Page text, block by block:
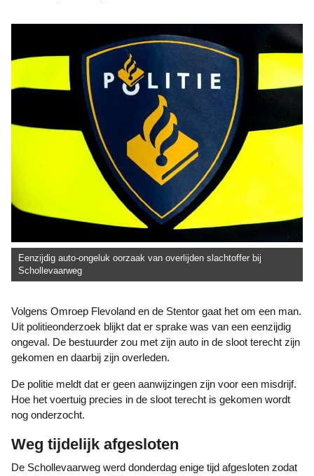
Eenzijdig auto-ongeluk oorzaak van overlijden slachtoffer bij
Schollevaarweg
Volgens Omroep Flevoland en de Stentor gaat het om een man.
Uit politieonderzoek blijkt dat er sprake was van een eenzijdig
ongeval. De bestuurder zou met zijn auto in de sloot terecht zijn
gekomen en daarbij zijn overleden.
De politie meldt dat er geen aanwijzingen zijn voor een misdrijf.
Hoe het voertuig precies in de sloot terecht is gekomen wordt
nog onderzocht.
Weg tijdelijk afgesloten
De Schollevaarweg werd donderdag enige tijd afgesloten zodat